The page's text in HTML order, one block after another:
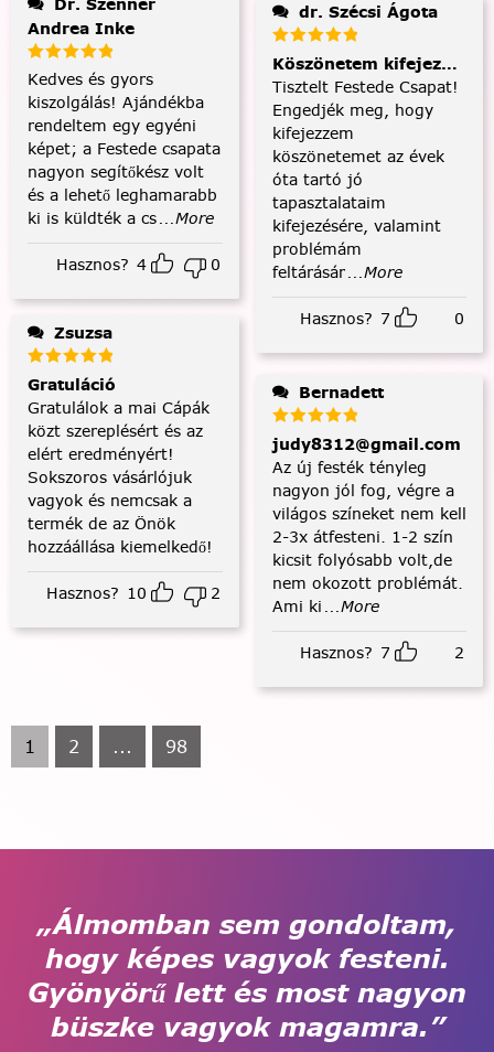
Andrea Inke
Kedves és gyors
kiszolgálás! Ajándékba
rendeltem egy egyéni
képet; a Festede csapata
nagyon segítőkész volt
és a lehető leghamarabb
ki is küldték a cs...More
Hasznos? 4 0
Zsuzsa
Gratuláció
Gratulálok a mai Cápák
közt szereplésért és az
elért eredményért!
Sokszoros vásárlójuk
vagyok és nemcsak a
termék de az Önök
hozzáállása kiemelkedő!
Hasznos? 10 2
dr. Szécsi Ágota
Köszönetem kifejezése
Tisztelt Festede Csapat!
Engedjék meg, hogy
kifejezzem
köszönetemet az évek
óta tartó jó
tapasztalataim
kifejezésére, valamint
problémám
feltárásár...More
Hasznos? 7 0
Bernadett
judy8312@gmail.com
Az új festék tényleg
nagyon jól fog, végre a
világos színeket nem kell
2-3x átfesteni. 1-2 szín
kicsit folyósabb volt,de
nem okozott problémát.
Ami ki ...More
Hasznos? 7 2
1 2 ... 98
„Álmomban sem gondoltam,
hogy képes vagyok festeni.
Gyönyörű lett és most nagyon
büszke vagyok magamra.”